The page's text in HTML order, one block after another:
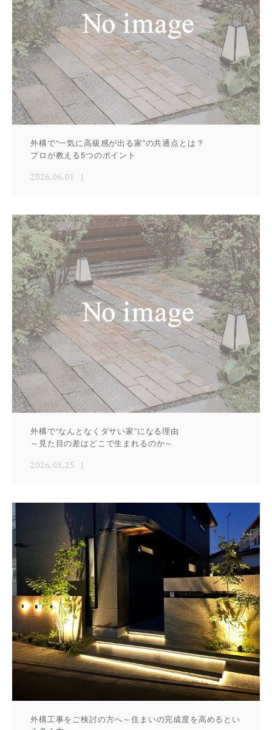
外構で“一気に高級感が出る家”の共通点とは？
プロが教える5つのポイント
2026.06.01
外構で“なんとなくダサい家”になる理由
～見た目の差はどこで生まれるのか～
2026.03.25
外構工事をご検討の方へ～住まいの完成度を高めるとい